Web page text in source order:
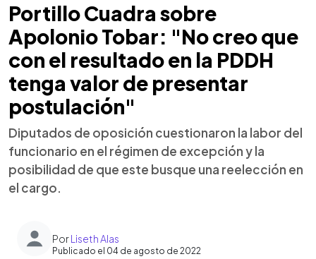
Portillo Cuadra sobre
Apolonio Tobar: "No creo que
con el resultado en la PDDH
tenga valor de presentar
postulación"
Diputados de oposición cuestionaron la labor del
funcionario en el régimen de excepción y la
posibilidad de que este busque una reelección en
el cargo.
PorLiseth Alas
Publicado el 04 de agosto de 2022